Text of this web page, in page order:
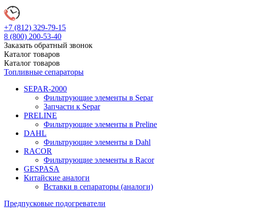
+7 (812) 329-79-15
8 (800) 200-53-40
Заказать обратный звонок
Каталог товаров
Каталог товаров
Топливные сепараторы
SEPAR-2000
Фильтрующие элементы в Separ
Запчасти к Separ
PRELINE
Фильтрующие элементы в Preline
DAHL
Фильтрующие элементы в Dahl
RACOR
Фильтрующие элементы в Racor
GESPASA
Китайские аналоги
Вставки в сепараторы (аналоги)
Предпусковые подогреватели